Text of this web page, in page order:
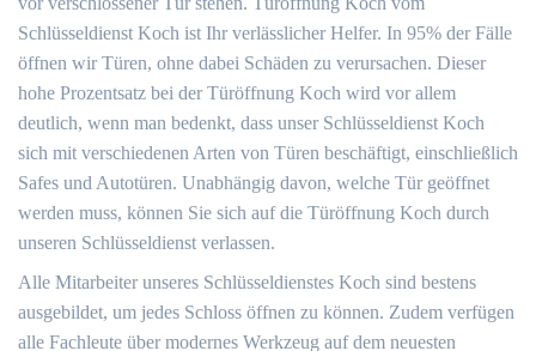
Schlüsseldienst Koch ist Ihr verlässlicher Helfer. In 95% der Fälle
öffnen wir Türen, ohne dabei Schäden zu verursachen. Dieser
hohe Prozentsatz bei der Türöffnung Koch wird vor allem
deutlich, wenn man bedenkt, dass unser Schlüsseldienst Koch
sich mit verschiedenen Arten von Türen beschäftigt, einschließlich
Safes und Autotüren. Unabhängig davon, welche Tür geöffnet
werden muss, können Sie sich auf die Türöffnung Koch durch
unseren Schlüsseldienst verlassen.
Alle Mitarbeiter unseres Schlüsseldienstes Koch sind bestens
ausgebildet, um jedes Schloss öffnen zu können. Zudem verfügen
alle Fachleute über modernes Werkzeug auf dem neuesten